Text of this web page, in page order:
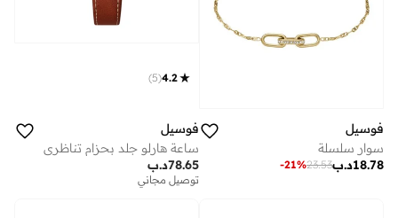
فوسيل
سوار سلسلة
د.ب18.78
23.53
-21%
4.2
(
5
)
فوسيل
ساعة هارلو جلد بحزام تناظري
د.ب78.65
توصيل مجاني